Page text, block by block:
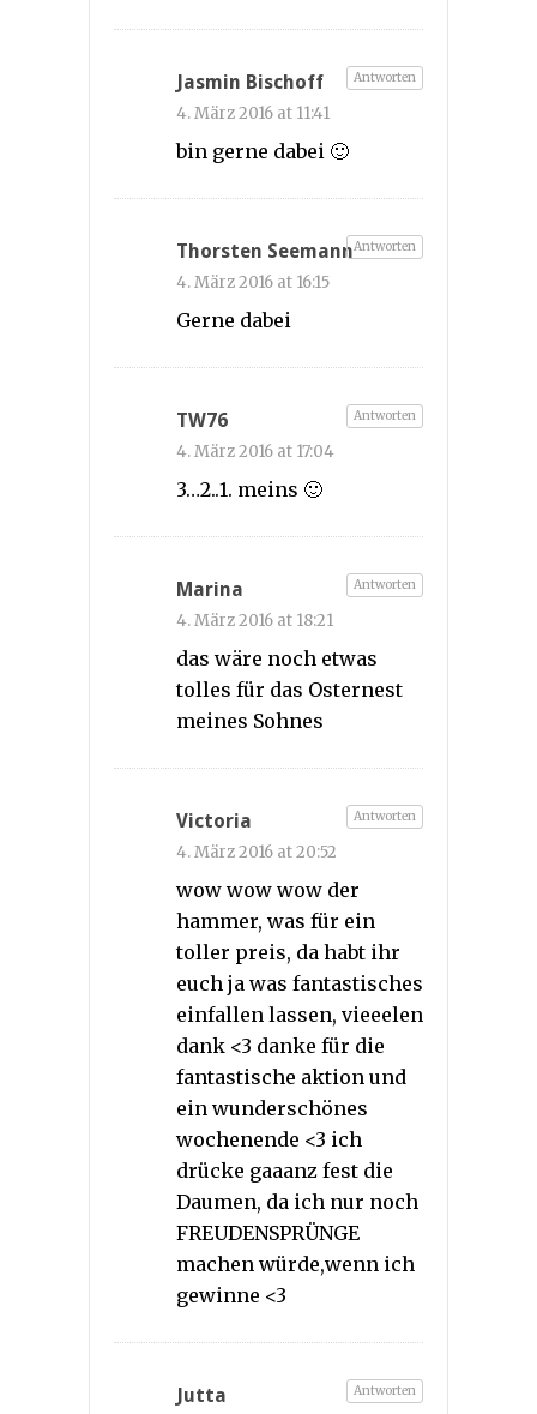
Jasmin Bischoff
4. März 2016 at 11:41
bin gerne dabei 🙂
Antworten
Thorsten Seemann
4. März 2016 at 16:15
Gerne dabei
Antworten
TW76
4. März 2016 at 17:04
3…2..1. meins 🙂
Antworten
Marina
4. März 2016 at 18:21
das wäre noch etwas
tolles für das Osternest
meines Sohnes
Antworten
Victoria
4. März 2016 at 20:52
wow wow wow der
hammer, was für ein
toller preis, da habt ihr
euch ja was fantastisches
einfallen lassen, vieeelen
dank <3 danke für die
fantastische aktion und
ein wunderschönes
wochenende <3 ich
drücke gaaanz fest die
Daumen, da ich nur noch
FREUDENSPRÜNGE
machen würde,wenn ich
gewinne <3
Antworten
Jutta Antworten